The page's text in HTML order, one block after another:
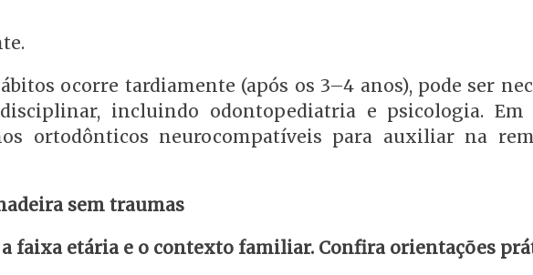
ocorre tardiamente (após os 3–4 anos), pode ser
incluindo odontopediatria e psicologia. Em
ortodônticos neurocompatíveis para auxiliar na
sem traumas
faixa etária e o contexto familiar. Confira orientações